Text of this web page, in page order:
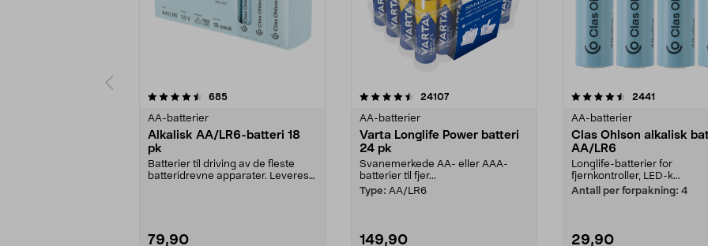
685anmeldelser
AA-batterier
Alkalisk AA/LR6-batteri 18
pk
Batterier til driving av de fleste
batteridrevne apparater. Leveres i
79,90
4.5av 5 stjerner 24107anmeldelser
AA-batterier
Varta Longlife Power batteri
24 pk
Svanemerkede AA- eller AAA-
batterier til fjer...
Type: AA/LR6
149,90
4.5av 5 stjerner 2441
AA-batterier
Clas Ohlson alkalisk
AA/LR6
Longlife-batterier for
fjernkontroller, LED-k...
Antall per forpakning: 4
29,90
4.5av 5 stjerner